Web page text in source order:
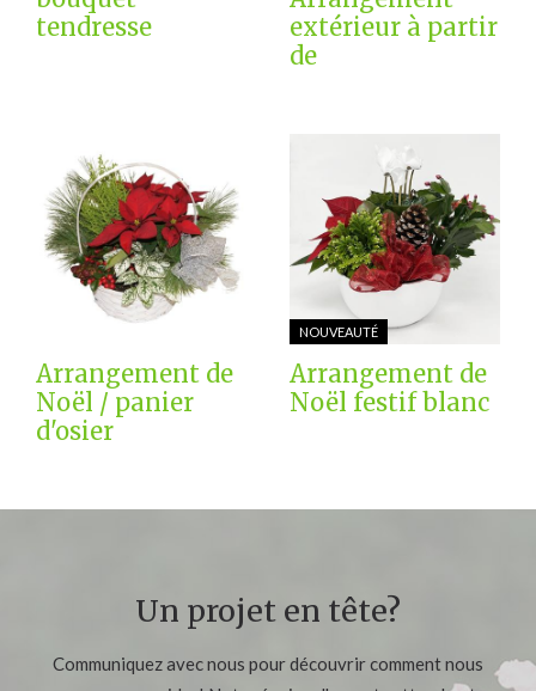
tendresse
extérieur à partir
de
Arrangement de
Noël / panier
d'osier
NOUVEAUTÉ
Arrangement de
Noël festif blanc
Un projet en tête?
Communiquez avec nous pour découvrir comment nous